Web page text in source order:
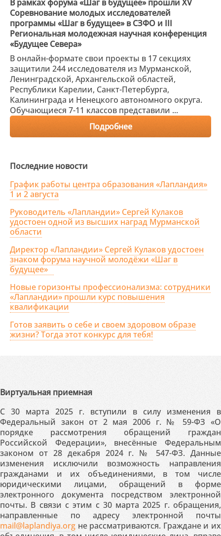
В рамках форума «Шаг в будущее» прошли XV
Соревнование молодых исследователей
программы «Шаг в будущее» в СЗФО и III
Региональная молодежная научная конференция
«Будущее Севера»
В онлайн-формате свои проекты в 17 секциях
защитили 244 исследователя из Мурманской,
Ленинградской, Архангельской областей,
Республики Карелии, Санкт-Петербурга,
Калининграда и Ненецкого автономного округа.
Обучающиеся 7-11 классов представили ...
Подробнее
Последние новости
График работы центра образования «Лапландия»
1 и 2 августа
Руководитель «Лапландии» Сергей Кулаков
удостоен одной из высших наград Мурманской
области
Директор «Лапландии» Сергей Кулаков удостоен
знаком форума научной молодёжи «Шаг в
будущее»
Новые горизонты профессионализма: сотрудники
«Лапландии» прошли курс повышения
квалификации
Готов заявить о себе и своем здоровом образе
жизни? Тогда этот конкурс для тебя!
Виртуальная приемная
С 30 марта 2025 г. вступили в силу изменения в
Федеральный закон от 2 мая 2006 г. № 59-ФЗ «О
порядке рассмотрения обращений граждан
Российской Федерации», внесённые Федеральным
законом от 28 декабря 2024 г. № 547-ФЗ. Данные
изменения исключили возможность направления
гражданами и их объединениями, в том числе
юридическими лицами, обращений в форме
электронного документа посредством электронной
почты. В связи с этим с 30 марта 2025 г. обращения,
направленные по адресу электронной почты
mail@laplandiya.org не рассматриваются. Граждане и их